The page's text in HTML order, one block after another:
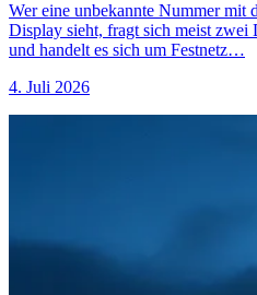
Wer eine unbekannte Nummer mit
Display sieht, fragt sich meist
und handelt es sich um Festnetz…
4. Juli 2026